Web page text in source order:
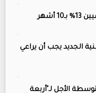
أشهر
الجديد يجب أن يراعي
الأجل لـ"أربعة